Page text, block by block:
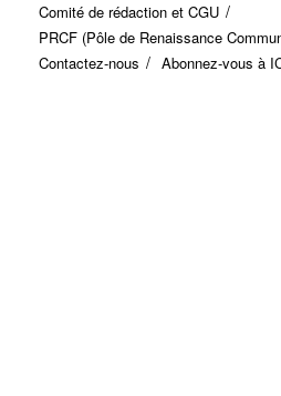
Comité de rédaction et CGU
PRCF (Pôle de Renaissance
Contactez-nous
Abonnez-vous à